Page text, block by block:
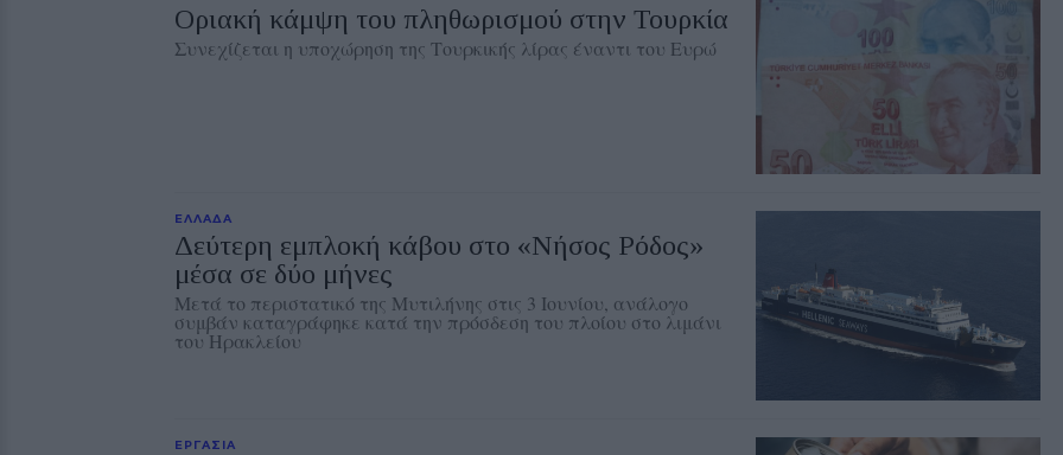
Οριακή κάμψη του πληθωρισμού στην Τουρκία
Συνεχίζεται η υποχώρηση της Τουρκικής λίρας έναντι του Ευρώ
ΕΛΛΑΔΑ
Δεύτερη εμπλοκή κάβου στο «Νήσος Ρόδος»
μέσα σε δύο μήνες
Μετά το περιστατικό της Μυτιλήνης στις 3 Ιουνίου, ανάλογο
συμβάν καταγράφηκε κατά την πρόσδεση του πλοίου στο λιμάνι
του Ηρακλείου
ΕΡΓΑΣΙΑ